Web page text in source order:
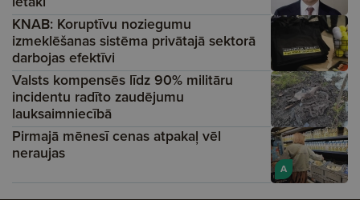
KNAB: Koruptīvu noziegumu
izmeklēšanas sistēma privātajā sektorā
darbojas efektīvi
Valsts kompensēs līdz 90% militāru
incidentu radīto zaudējumu
lauksaimniecībā
A
Pirmajā mēnesī cenas atpakaļ vēl
neraujas